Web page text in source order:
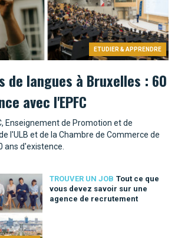
ETUDIER & APPRENDRE
de langues à Bruxelles : 60
avec l'EPFC
Enseignement de Promotion et de
l'ULB et de la Chambre de Commerce de
ans d'existence.
TROUVER UN JOB Tout ce que
vous devez savoir sur une
agence de recrutement